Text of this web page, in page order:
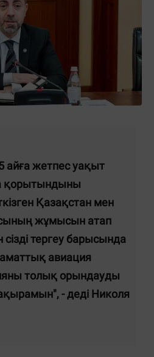
айға жетпес уақыт
қорытындыны
Қазақстан мен
жұмысын атап
сізді тергеу барысында
авиация
толық орындауды
- деді Николя